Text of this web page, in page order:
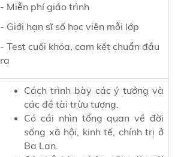
- Miễn phí giáo trình
- Giới hạn sĩ số học viên mỗi lớp
- Test cuối khóa, cam kết chuẩn đầu
ra
Cách trình bày các ý tưởng và
các đề tài trừu tượng.
Có cái nhìn tổng quan về đời
sống xã hội, kinh tế, chính trị ở
Ba Lan.